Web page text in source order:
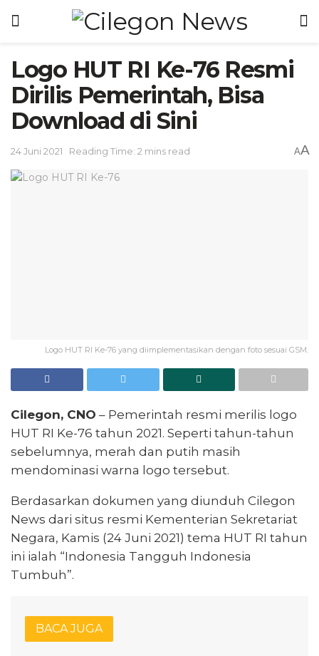
Logo HUT RI Ke-76 Resmi
Dirilis Pemerintah, Bisa
Download di Sini
24 Juni 2021 Reading Time: 2 mins read AA
Logo HUT RI Ke-76 yang diimplementasikan dengan foto sesuai GSM.
Cilegon, CNO – Pemerintah resmi merilis logo
HUT RI Ke-76 tahun 2021. Seperti tahun-tahun
sebelumnya, merah dan putih masih
mendominasi warna logo tersebut.
Berdasarkan dokumen yang diunduh Cilegon
News dari situs resmi Kementerian Sekretariat
Negara, Kamis (24 Juni 2021) tema HUT RI tahun
ini ialah “Indonesia Tangguh Indonesia
Tumbuh”.
BACA JUGA